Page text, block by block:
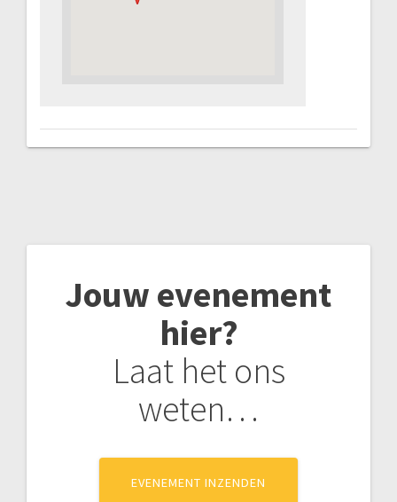
Jouw evenement
hier?
Laat het ons
weten…
EVENEMENT INZENDEN